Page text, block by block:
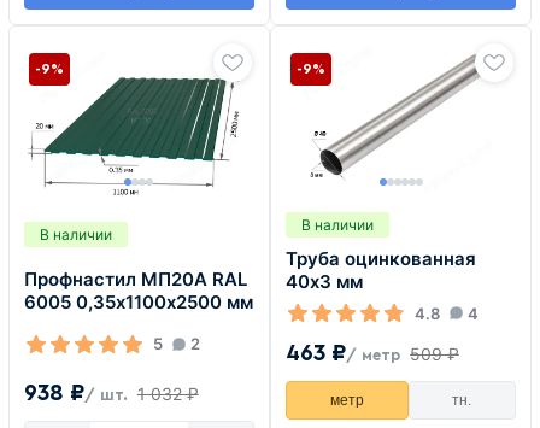
В наличии
Профнастил МП20А RAL
6005 0,35х1100х2500 мм
5 2
938 ₽/ шт. 1 032 ₽
-9%
В наличии
Труба оцинкованная
40х3 мм
4.8 4
463 ₽/ метр 509 ₽
-9%
метр тн.